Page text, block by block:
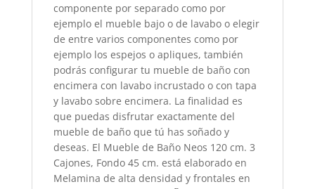
componente por separado como por
ejemplo el mueble bajo o de lavabo o elegir
de entre varios componentes como por
ejemplo los espejos o apliques, también
podrás configurar tu mueble de baño con
encimera con lavabo incrustado o con tapa
y lavabo sobre encimera. La finalidad es
que puedas disfrutar exactamente del
mueble de baño que tú has soñado y
deseas. El Mueble de Baño Neos 120 cm. 3
Cajones, Fondo 45 cm. está elaborado en
Melamina de alta densidad y frontales en